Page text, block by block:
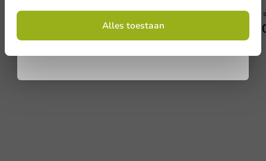
1000 stuks 1000
€
Alles toestaan
Door je in te schrijven, ga je akkoord met de
algemene voorwaarden